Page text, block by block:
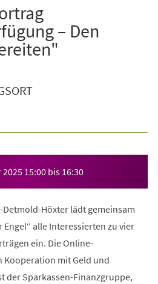
– Den
2025 15:00 bis 16:30
Höxter lädt gemeinsam
alle Interessierten zu vier
ein. Die Online-
mit Geld und
der Sparkassen-Finanzgruppe,